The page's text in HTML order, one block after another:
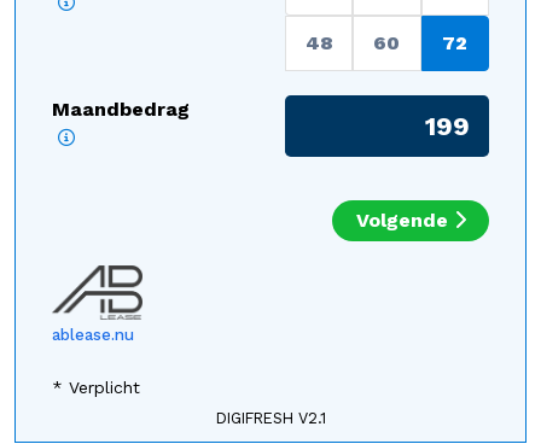
48 60 72
Maandbedrag
ablease.nu
Volgende
* Verplicht
DIGIFRESH V2.1